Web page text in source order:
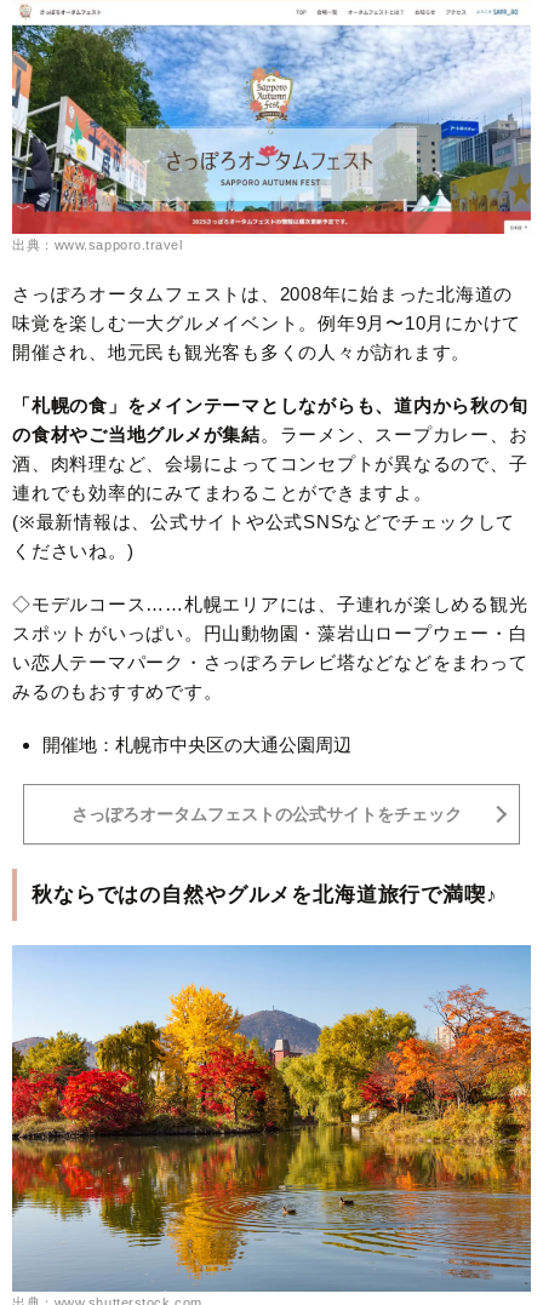
出典：www.sapporo.travel
さっぽろオータムフェストは、2008年に始まった北海道の
味覚を楽しむ一大グルメイベント。例年9月〜10月にかけて
開催され、地元民も観光客も多くの人々が訪れます。
「札幌の食」をメインテーマとしながらも、道内から秋の旬
の食材やご当地グルメが集結。ラーメン、スープカレー、お
酒、肉料理など、会場によってコンセプトが異なるので、子
連れでも効率的にみてまわることができますよ。
(※最新情報は、公式サイトや公式SNSなどでチェックして
くださいね。)
◇モデルコース……札幌エリアには、子連れが楽しめる観光
スポットがいっぱい。円山動物園・藻岩山ロープウェー・白
い恋人テーマパーク・さっぽろテレビ塔などなどをまわって
みるのもおすすめです。
開催地：札幌市中央区の大通公園周辺
さっぽろオータムフェストの公式サイトをチェック
秋ならではの自然やグルメを北海道旅行で満喫♪